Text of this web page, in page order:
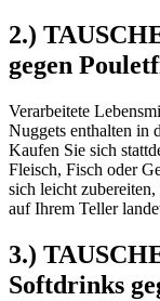
2.)
gegen
Verarbeitete
Nuggets enthalten in
Kaufen Sie sich
Fleisch, Fisch oder
sich leicht
auf Ihrem Teller
3.)
Softdrinks